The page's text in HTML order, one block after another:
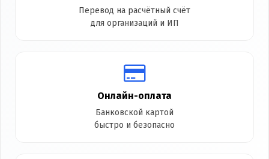
Перевод на расчётный счёт
для организаций и ИП
Онлайн-оплата
Банковской картой
быстро и безопасно